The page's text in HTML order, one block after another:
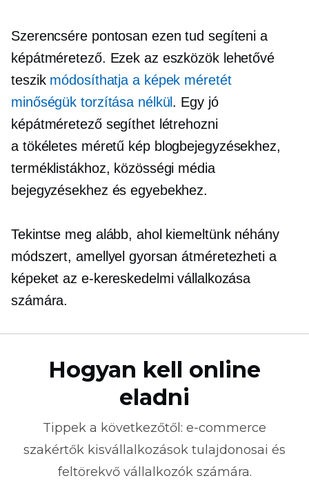
Szerencsére pontosan ezen tud segíteni a
képátméretező. Ezek az eszközök lehetővé
teszik módosíthatja a képek méretét
minőségük torzítása nélkül . Egy jó
képátméretező segíthet létrehozni
a tökéletes méretű kép blogbejegyzésekhez,
terméklistákhoz, közösségi média
bejegyzésekhez és egyebekhez.
Tekintse meg alább, ahol kiemeltünk néhány
módszert, amellyel gyorsan átméretezheti a
képeket az e-kereskedelmi vállalkozása
számára.
Hogyan kell online
eladni
Tippek a következőtől: e-commerce
szakértők kisvállalkozások tulajdonosai és
feltörekvő vállalkozók számára.